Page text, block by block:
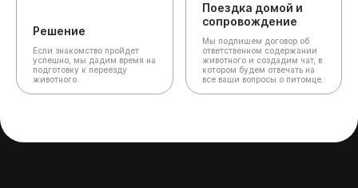
Решение
Если знакомство пройдет
успешно, мы дадим время на
подготовку к переезду
животного.
Поездка домой и
сопровождение
Мы подпишем договор об
ответственном содержании
животного и создадим чат, в
котором будем отвечать на
все ваши вопросы о питомце.